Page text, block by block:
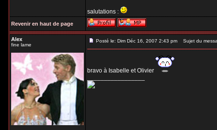
salutations :
Revenir en haut de page
Alex
fine lame
Posté le: Dim Déc 16, 2007 2:43 pm Sujet du
bravo à Isabelle et Olivier
_________________